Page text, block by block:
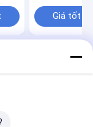
Lắp đặt trên
ngoài trời
Giá tốt
© 2026
Rights Reserved.